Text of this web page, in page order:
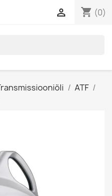
shopping_cart (0)

ATF